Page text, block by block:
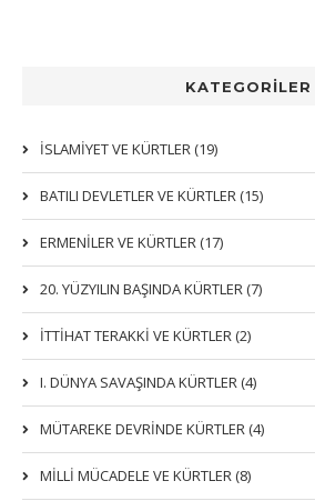
KATEGORİLER
İSLAMIYET VE KÜRTLER (19)
BATILI DEVLETLER VE KÜRTLER (15)
ERMENİLER VE KÜRTLER (17)
20. YÜZYILIN BAŞINDA KÜRTLER (7)
İTTIHAT TERAKKI VE KÜRTLER (2)
I. DÜNYA SAVAŞINDA KÜRTLER (4)
MÜTAREKE DEVRİNDE KÜRTLER (4)
MİLLİ MÜCADELE VE KÜRTLER (8)